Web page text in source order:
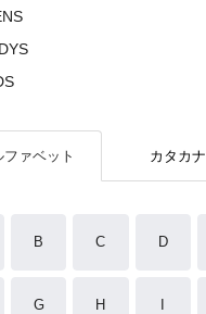
ファベット カタカナ
B C D
G H